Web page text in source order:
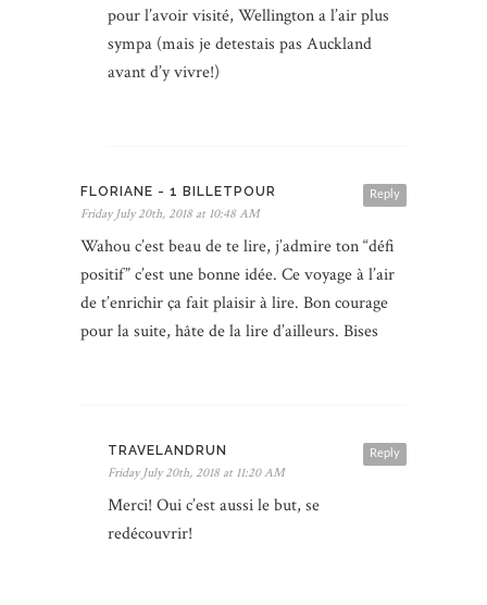
pour l’avoir visité, Wellington a l’air plus
sympa (mais je detestais pas Auckland
avant d’y vivre!)
Reply
FLORIANE - 1 BILLETPOUR
Friday July 20th, 2018 at 10:48 AM
Wahou c’est beau de te lire, j’admire ton “défi
positif” c’est une bonne idée. Ce voyage à l’air
de t’enrichir ça fait plaisir à lire. Bon courage
pour la suite, hâte de la lire d’ailleurs. Bises
Reply
TRAVELANDRUN
Friday July 20th, 2018 at 11:20 AM
Merci! Oui c’est aussi le but, se
redécouvrir!